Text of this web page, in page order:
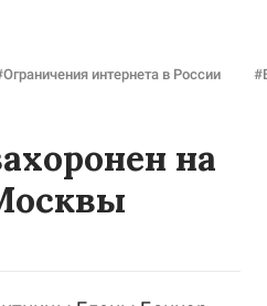
интернета в России
на